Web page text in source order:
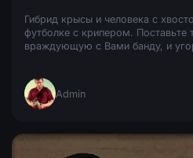
Гибрид крысы и человека с
футболке с крипером. Поставьте
враждующую с Вами банду, и
Admin